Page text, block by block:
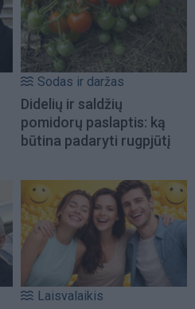
Sodas ir daržas
Didelių ir saldžių
pomidorų paslaptis: ką
būtina padaryti rugpjūtį
Laisvalaikis